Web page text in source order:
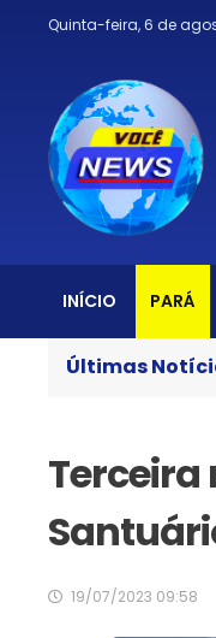
Quinta-feira, 6 de
INÍCIO PARÁ
Últimas
a escola Sul
Terceira
19/07/2023 09:58